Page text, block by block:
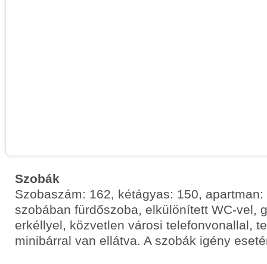
Szobák
Szobaszám: 162, kétágyas: 150,
szobában fürdőszoba, elkülönített WC-vel,
erkéllyel, közvetlen városi telefonvonallal,
minibárral van ellátva. A szobák igény